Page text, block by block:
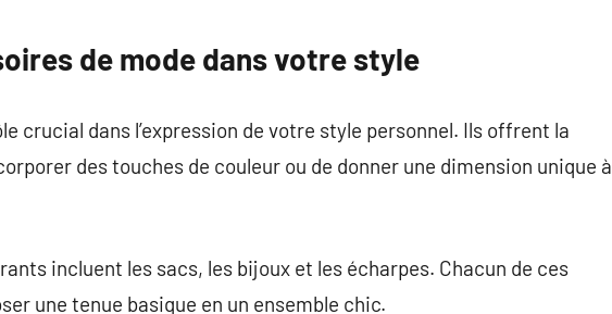
de mode dans votre style
crucial dans l’expression de votre style personnel. Ils offrent la
des touches de couleur ou de donner une dimension unique à
incluent les sacs, les bijoux et les écharpes. Chacun de ces
une tenue basique en un ensemble chic.